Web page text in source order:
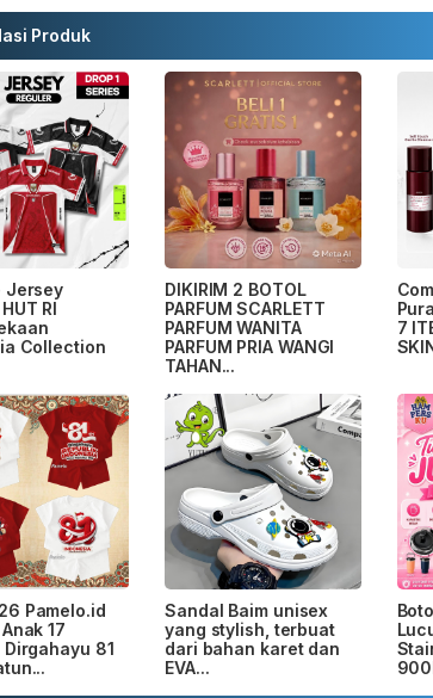
Produk
Jersey
RI
Collection
DIKIRIM 2 BOTOL
PARFUM SCARLETT
PARFUM WANITA
PARFUM PRIA WANGI
TAHAN...
7
Pamelo.id
17
81
Sandal Baim unisex
yang stylish, terbuat
dari bahan karet dan
EVA...